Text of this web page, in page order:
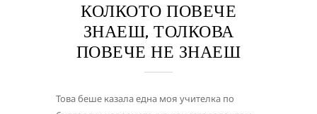
КОЛКОТО ПОВЕЧЕ
ЗНАЕШ, ТОЛКОВА
ПОВЕЧЕ НЕ ЗНАЕШ
Това беше казала една моя учителка по